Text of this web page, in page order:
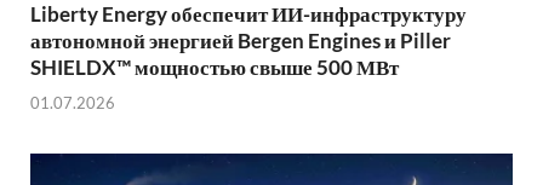
Liberty Energy обеспечит ИИ-инфраструктуру
автономной энергией Bergen Engines и Piller
SHIELDX™ мощностью свыше 500 МВт
01.07.2026